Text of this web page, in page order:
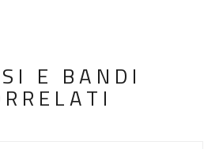
E BANDI